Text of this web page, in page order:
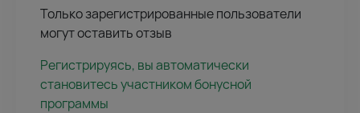
Только зарегистрированные пользователи
могут оставить отзыв
Регистрируясь, вы автоматически
становитесь участником бонусной
программы